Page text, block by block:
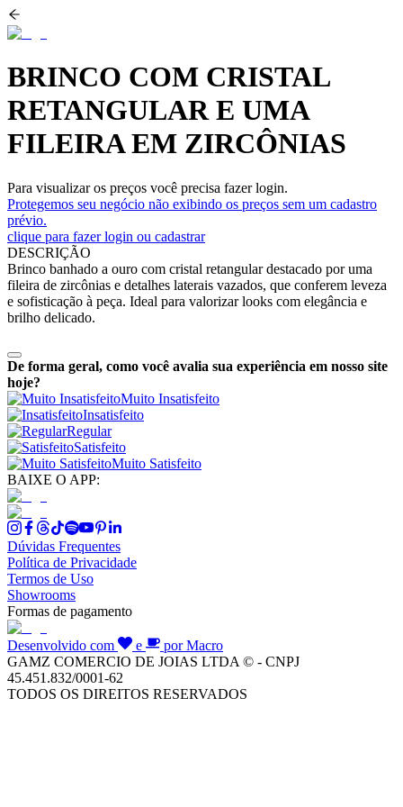
BRINCO COM CRISTAL
RETANGULAR E UMA
FILEIRA EM ZIRCÔNIAS
Para visualizar os preços você precisa fazer login.
Protegemos seu negócio não exibindo os preços sem um cadastro
prévio.
clique para fazer login ou cadastrar
DESCRIÇÃO
Brinco banhado a ouro com cristal retangular destacado por uma
fileira de zircônias e detalhes laterais vazados, que conferem leveza
e sofisticação à peça. Ideal para valorizar looks com elegância e
brilho delicado.
De forma geral, como você avalia sua experiência em nosso site
hoje?
Muito Insatisfeito
Insatisfeito
Regular
Satisfeito
Muito Satisfeito
BAIXE O APP:
Dúvidas Frequentes
Política de Privacidade
Termos de Uso
Showrooms
Formas de pagamento
Desenvolvido com e
por Macro
GAMZ COMERCIO DE JOIAS LTDA © - CNPJ
45.451.832/0001-62
TODOS OS DIREITOS RESERVADOS